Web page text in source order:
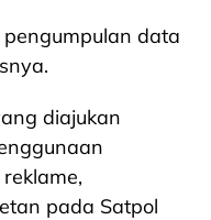
data
diajukan
pada Satpol